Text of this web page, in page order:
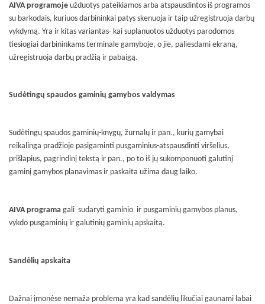
AIVA programoje užduotys pateikiamos arba atspausdintos iš programos
su barkodais, kuriuos darbininkai patys skenuoja ir taip užregistruoja darbų
vykdymą. Yra ir kitas variantas- kai suplanuotos užduotys parodomos
tiesiogiai darbininkams terminale gamyboje, o jie, paliesdami ekraną,
užregistruoja darbų pradžią ir pabaigą.
Sudėtingų spaudos gaminių gamybos valdymas
Sudėtingų spaudos gaminių-knygų, žurnalų ir pan., kurių gamybai
reikalinga pradžioje pasigaminti pusgaminius-atspausdinti viršelius,
prišlapius, pagrindinį tekstą ir pan., po to iš jų sukomponuoti galutinį
gaminį gamybos planavimas ir paskaita užima daug laiko.
AIVA programa gali sudaryti gaminio ir pusgaminių gamybos planus,
vykdo pusgaminių ir galutinių gaminių apskaitą.
Sandėlių apskaita
Dažnai įmonėse nemaža problema yra kad sandėlių likučiai gaunami labai